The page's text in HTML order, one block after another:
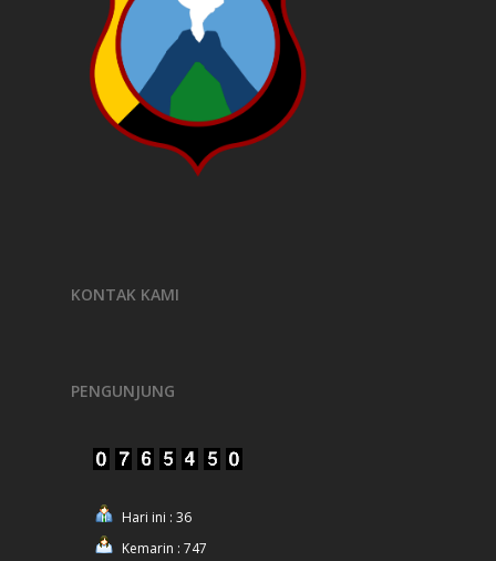
KONTAK KAMI
PENGUNJUNG
Hari ini : 36
Kemarin : 747